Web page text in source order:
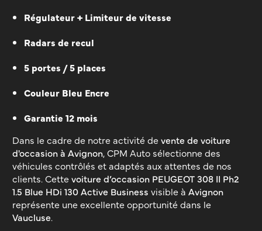
Régulateur + Limiteur de vitesse
Radars de recul
5 portes / 5 places
Couleur Bleu Encre
Garantie 12 mois
Dans le cadre de notre activité devente de voiture
d'occasion à Avignon, CPM Auto sélectionne des
véhicules contrôlés et adaptés aux attentes de nos
clients. Cettevoiture d’occasion PEUGEOT 308 II Ph2
1.5 Blue HDi 130 Active Business visible àAvignon
représente une excellente opportunité dans le
Vaucluse.